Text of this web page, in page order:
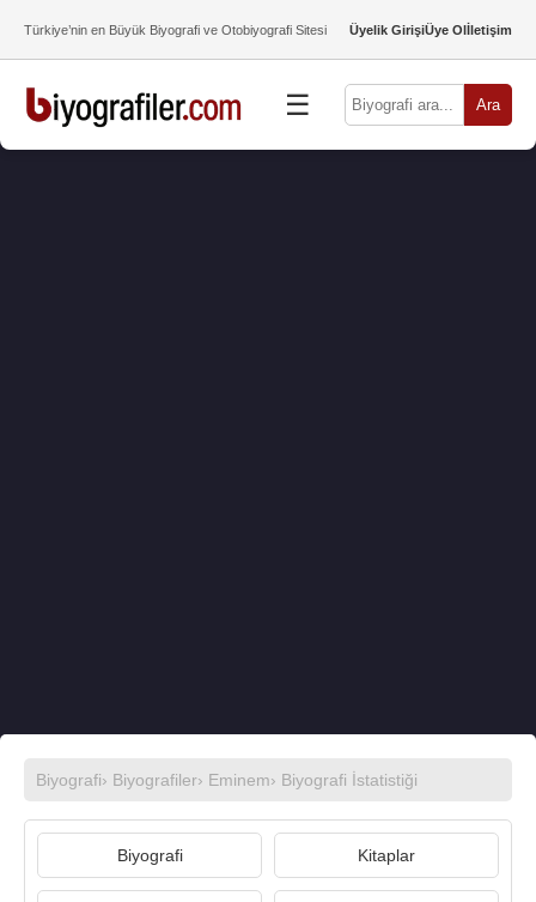
Türkiye’nin en Büyük Biyografi ve Otobiyografi Sitesi Üyelik GirişiÜye Olİletişim
☰ Ara
Biyografi› Biyografiler› Eminem› Biyografi İstatistiği
Biyografi Kitaplar